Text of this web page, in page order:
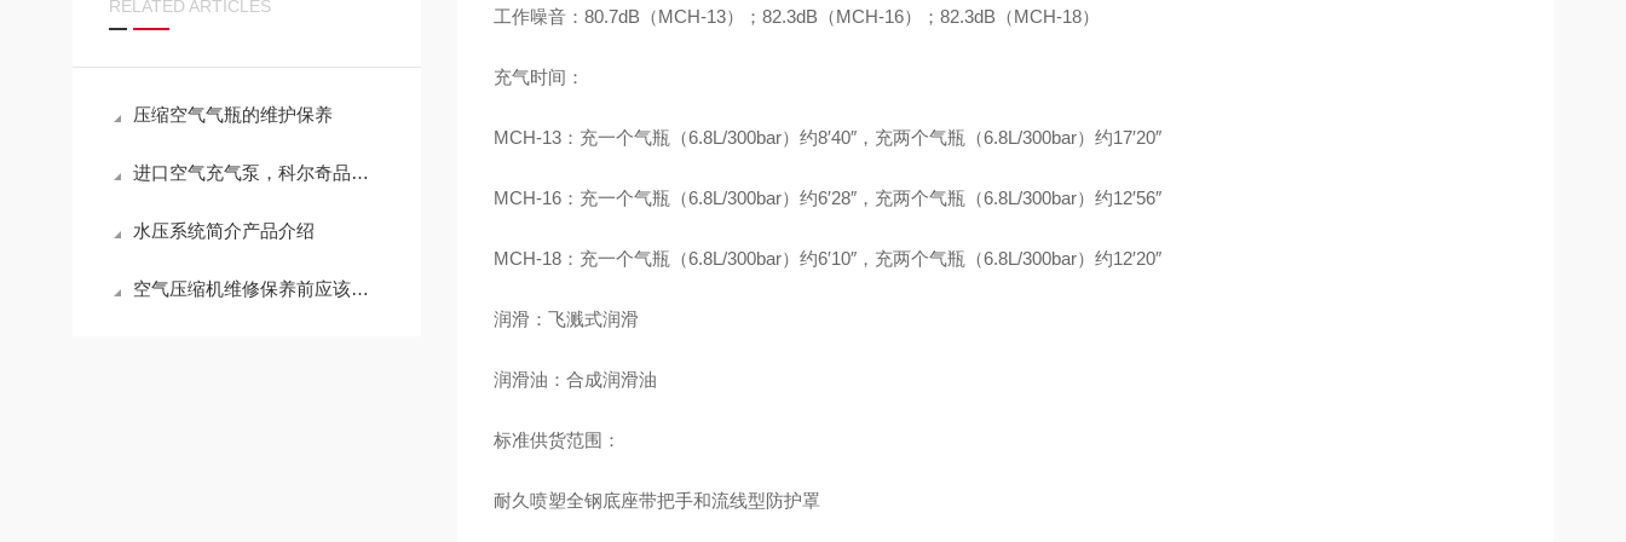
RELATED ARTICLES
压缩空气气瓶的维护保养
进口空气充气泵，科尔奇品牌充气泵注意事项
水压系统简介产品介绍
空气压缩机维修保养前应该做好哪些准备工作?
工作噪音：80.7dB（MCH-13）；82.3dB（MCH-16）；82.3dB（MCH-18）
充气时间：
MCH-13：充一个气瓶（6.8L/300bar）约8′40″，充两个气瓶（6.8L/300bar）约17′20″
MCH-16：充一个气瓶（6.8L/300bar）约6′28″，充两个气瓶（6.8L/300bar）约12′56″
MCH-18：充一个气瓶（6.8L/300bar）约6′10″，充两个气瓶（6.8L/300bar）约12′20″
润滑：飞溅式润滑
润滑油：合成润滑油
标准供货范围：
耐久喷塑全钢底座带把手和流线型防护罩